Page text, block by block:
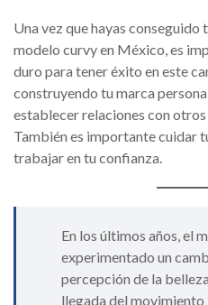
Una vez que hayas
modelo curvy en México, es
duro para tener éxito en este
construyendo tu marca
establecer relaciones con
También es importante cuidar
trabajar en tu confianza.
En los últimos años, el
experimentado un
percepción de la
llegada del